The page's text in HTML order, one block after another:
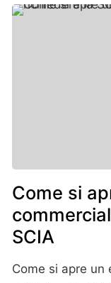
Come si
SCIA
Come si apre un